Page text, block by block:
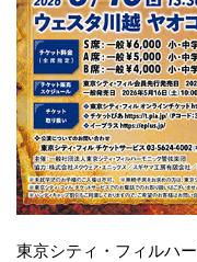
東京シティ・フィルハ